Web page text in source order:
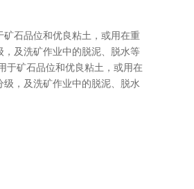
石品位和优良粘土，或用在重
及洗矿作业中的脱泥、脱水等
于矿石品位和优良粘土，或用在
，及洗矿作业中的脱泥、脱水